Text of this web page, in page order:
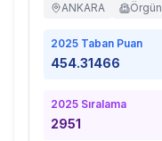
ANKARA Örgün
2025 Taban Puan
454.31466
2025 Sıralama
2951